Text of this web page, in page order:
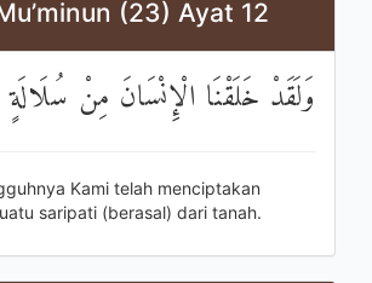
(23) Ayat 12
وَلَقَدْ خَلَقْنَا الْإِنْسَانَ مِنْ
Kami telah menciptakan
saripati (berasal) dari tanah.